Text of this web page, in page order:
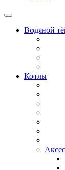
Водяной
Котлы